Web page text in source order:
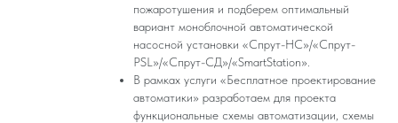
пожаротушения и подберем оптимальный
вариант моноблочной автоматической
насосной установки «Спрут-НС»/«Спрут-
PSL»/«Спрут-СД»/«SmartStation».
В рамках услуги «Бесплатное проектирование
автоматики» разработаем для проекта
функциональные схемы автоматизации, схемы